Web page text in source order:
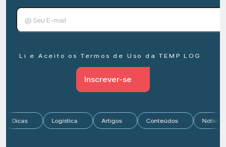
Li e Aceito os Termos de Uso da TEMP LOG
Inscrever-se
Dicas Logística Artigos Conteúdos